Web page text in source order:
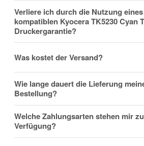
Firma
E-Mail
Telefon
Verliere ich durch die Nutzung eines
kompatiblen Kyocera TK5230 Cyan
Druckergarantie?
Was kostet der Versand?
Wie lange dauert die Lieferung
Bestellung?
Welche Zahlungsarten stehen mir
Verfügung?